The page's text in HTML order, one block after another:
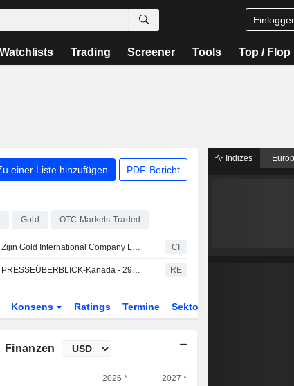
Watchlists Trading Screener Tools Top / Flop
einer Liste hinzufügen PDF-Bericht
Gold OTC Markets Traded
Zijin Gold International Company Limited (SEHK:2259) sagte die Übernahme der Allied Gold Corporation (TSX:AAUC) von BlackRock, Inc. (NYSE:BLK), Helikon Investments Limited und weiteren Investoren ab. CI
PRESSEÜBERBLICK-Kanada - 29. Juli RE
Konsens Ratings Termine Sektor
Finanzen
2026 * 2027 *
Indizes